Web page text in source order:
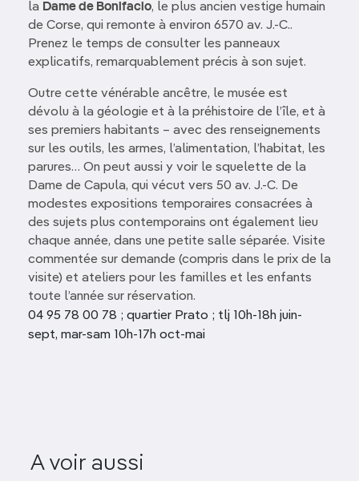
la Dame de Bonifacio, le plus ancien vestige humain
de Corse, qui remonte à environ 6570 av. J.-C..
Prenez le temps de consulter les panneaux
explicatifs, remarquablement précis à son sujet.
Outre cette vénérable ancêtre, le musée est
dévolu à la géologie et à la préhistoire de l’île, et à
ses premiers habitants – avec des renseignements
sur les outils, les armes, l’alimentation, l’habitat, les
parures… On peut aussi y voir le squelette de la
Dame de Capula, qui vécut vers 50 av. J.-C. De
modestes expositions temporaires consacrées à
des sujets plus contemporains ont également lieu
chaque année, dans une petite salle séparée. Visite
commentée sur demande (compris dans le prix de la
visite) et ateliers pour les familles et les enfants
toute l’année sur réservation.
04 95 78 00 78 ; quartier Prato ; tlj 10h-18h juin-
sept, mar-sam 10h-17h oct-mai
A voir aussi
d’Archéologie